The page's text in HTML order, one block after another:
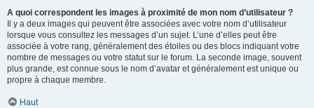
A quoi correspondent les images à proximité de mon nom d’utilisateur ?
Il y a deux images qui peuvent être associées avec votre nom d’utilisateur
lorsque vous consultez les messages d’un sujet. L’une d’elles peut être
associée à votre rang, généralement des étoiles ou des blocs indiquant votre
nombre de messages ou votre statut sur le forum. La seconde image, souvent
plus grande, est connue sous le nom d’avatar et généralement est unique ou
propre à chaque membre.
Haut